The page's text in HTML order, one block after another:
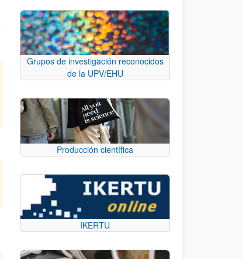
Grupos de investigación reconocidos
de la UPV/EHU
Producción científica
IKERTU